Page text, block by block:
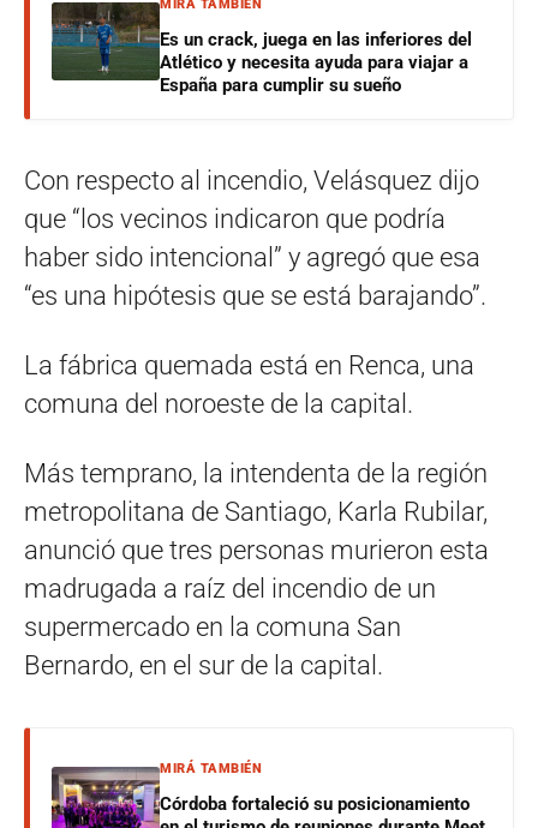
MIRÁ TAMBIÉN
Es un crack, juega en las inferiores del
Atlético y necesita ayuda para viajar a
España para cumplir su sueño
Con respecto al incendio, Velásquez dijo
que “los vecinos indicaron que podría
haber sido intencional” y agregó que esa
“es una hipótesis que se está barajando”.
La fábrica quemada está en Renca, una
comuna del noroeste de la capital.
Más temprano, la intendenta de la región
metropolitana de Santiago, Karla Rubilar,
anunció que tres personas murieron esta
madrugada a raíz del incendio de un
supermercado en la comuna San
Bernardo, en el sur de la capital.
MIRÁ TAMBIÉN
Córdoba fortaleció su posicionamiento